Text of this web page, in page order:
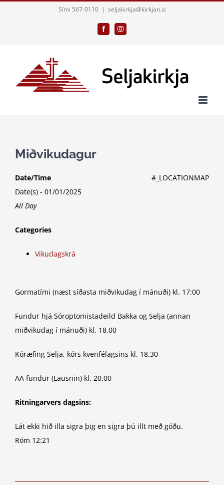
Sími 567-0110 | seljakirkja@kirkjan.is
FacebookInstagram
Miðvikudagur
#_LOCATIONMAP
Date/Time
Date(s) - 01/01/2025
All Day
Categories
Vikudagskrá
Gormatími (næst síðasta miðvikudag í mánuði) kl. 17:00
Fundur hjá Sóroptomistadeild Bakka og Selja (annan
miðvikudag í mánuði) kl. 18.00
Kóræfing Selja, kórs kvenfélagsins kl. 18.30
AA fundur (Lausnin) kl. 20.00
Ritningarvers dagsins:
Lát ekki hið illa sigra þig en sigra þú illt með góðu.
Róm 12:21